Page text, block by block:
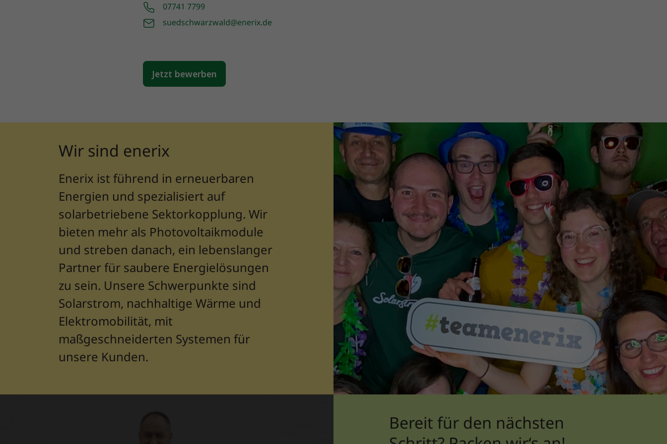
07741 7799
suedschwarzwald@enerix.de
Wir sind enerix
Enerix ist führend in erneuerbaren
Energien und spezialisiert auf
solarbetriebene Sektorkopplung. Wir
bieten mehr als Photovoltaikmodule
und streben danach, ein lebenslanger
Partner für saubere Energielösungen
zu sein. Unsere Schwerpunkte sind
Solarstrom, nachhaltige Wärme und
Elektromobilität, mit
maßgeschneiderten Systemen für
unsere Kunden.
Bereit für den nächsten